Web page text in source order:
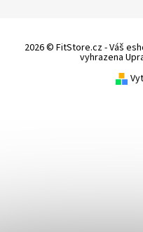
2026 © FitStore.cz - Váš
vyhrazena